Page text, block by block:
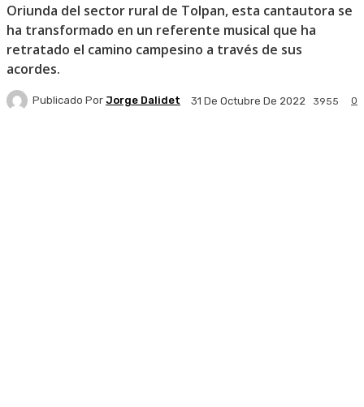
Oriunda del sector rural de Tolpan, esta cantautora se
ha transformado en un referente musical que ha
retratado el camino campesino a través de sus
acordes.
Publicado Por Jorge Dalidet 31 De Octubre De 2022 0
3955